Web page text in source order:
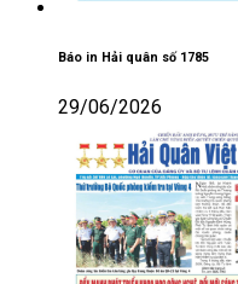
Báo in Hải quân số 1785
29/06/2026